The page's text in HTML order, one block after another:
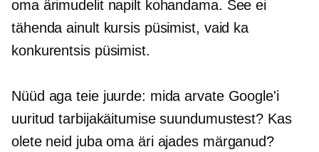
oma ärimudelit napilt kohandama. See ei
tähenda ainult kursis püsimist, vaid ka
konkurentsis püsimist.
Nüüd aga teie juurde: mida arvate Google'i
uuritud tarbijakäitumise suundumustest? Kas
olete neid juba oma äri ajades märganud?